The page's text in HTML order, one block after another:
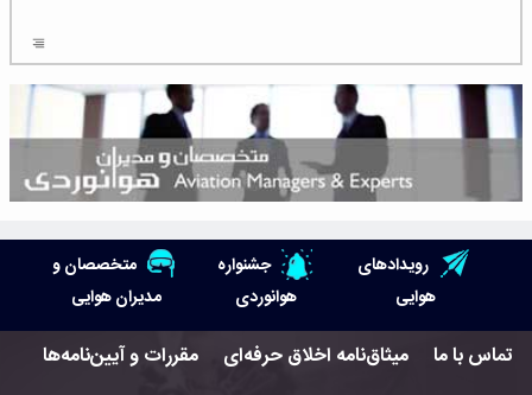
شلوغ‌ترین فرودگاه‌های اروپا در ۲۰۲۵: لندن، استانبول و پاریس
پخش زنده پرواز سیزدهم موشک استارشیپ اسپیس‌ایکس [جمعه ساعت ۰۱:۴۵]
هوش مصنوعی وارد تعمیر و بازرسی موتورهای هواپیما شد
حمله هوایی به تأسیسات فرودگاه سمنان
استخدام در صنعت هوانوردی کانادا با آموزش رایگان و حقوق ۱۲۷ هزار دلاری
رویدادهای
هوایی
جشنواره
هوانوردی
متخصصان و
مدیران هوایی
تماس با ما میثاق‌نامه اخلاق حرفه‌ای
مقررات و آیین‌نامه‌ها